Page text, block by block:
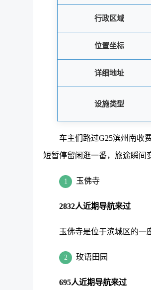
行政区域
位置坐标
详细地址
设施类型
车主们路过G25滨州南收
短暂停留闲逛一番，旅途瞬间
1 玉佛寺
2832人近期导航来过
玉佛寺是位于滨城区的一
2 玫语田园
695人近期导航来过